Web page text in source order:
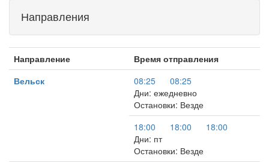
Направления
Направление
Время отправления
Вельск
08:25
08:25
Дни: ежедневно
Остановки: Везде
18:00
18:00
18:00
Дни: пт
Остановки: Везде